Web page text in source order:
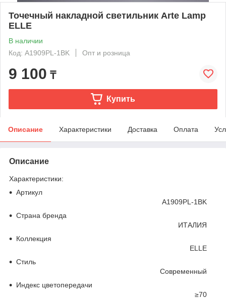
Точечный накладной светильник Arte Lamp
ELLE
В наличии
Код: A1909PL-1BK
Опт и розница
9 100 ₸
Купить
Описание Характеристики Доставка Оплата
Описание
Характеристики:
Артикул
A1909PL-1BK
Страна бренда
ИТАЛИЯ
Коллекция
ELLE
Стиль
Современный
Индекс цветопередачи
≥70